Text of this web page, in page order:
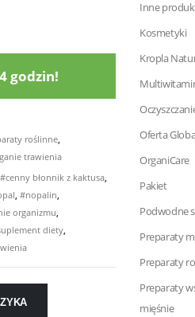
godzin!
roślinne,
trawienia
#cenny błonnik z kaktusa,
#nopalin
organizmu
diety,
Inne
Kosmetyki
Kropla
Oferta
OrganiCare
Pakiet
Podwodne
Preparaty
Preparaty
Preparaty
mięśnie